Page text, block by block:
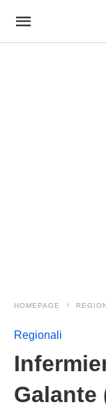
HOMEPAGE
Regionali
Galante